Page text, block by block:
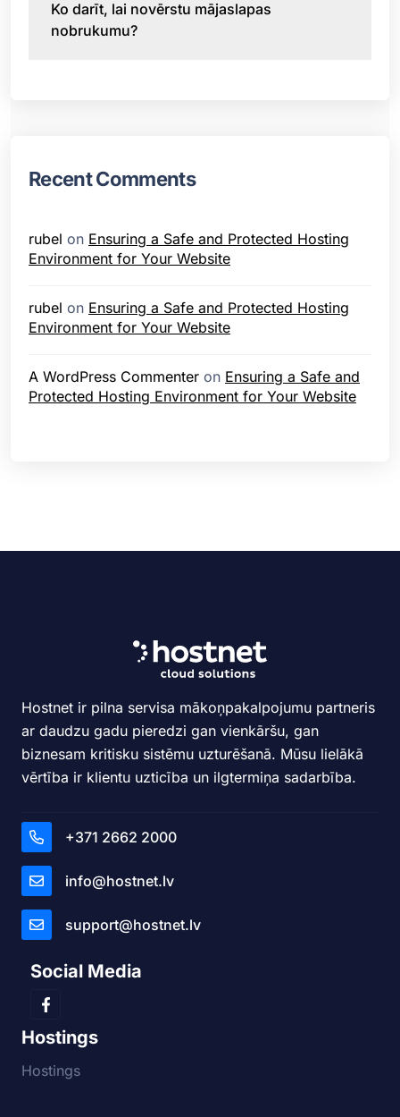
Ko darīt, lai novērstu mājaslapas
nobrukumu?
Recent Comments
rubel on Ensuring a Safe and Protected Hosting
Environment for Your Website
rubel on Ensuring a Safe and Protected Hosting
Environment for Your Website
A WordPress Commenter on Ensuring a Safe and
Protected Hosting Environment for Your Website
Hostnet ir pilna servisa mākoņpakalpojumu partneris
ar daudzu gadu pieredzi gan vienkāršu, gan
biznesam kritisku sistēmu uzturēšanā. Mūsu lielākā
vērtība ir klientu uzticība un ilgtermiņa sadarbība.
+371 2662 2000
info@hostnet.lv
support@hostnet.lv
Social Media
Hostings
Hostings